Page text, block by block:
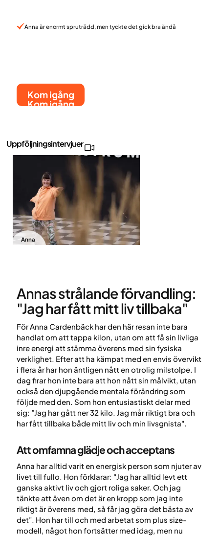
Anna är enormt spruträdd, men tyckte det gick bra ändå
Kom igång
Kom igång
Uppföljningsintervjuer
Anna
Annas strålande förvandling:
"Jag har fått mitt liv tillbaka"
För Anna Cardenbäck har den här resan inte bara
handlat om att tappa kilon, utan om att få sin livliga
inre energi att stämma överens med sin fysiska
verklighet. Efter att ha kämpat med en envis övervikt
i flera år har hon äntligen nått en otrolig milstolpe. I
dag firar hon inte bara att hon nått sin målvikt, utan
också den djupgående mentala förändring som
följde med den. Som hon entusiastiskt delar med
sig: ”Jag har gått ner 32 kilo. Jag mår riktigt bra och
har fått tillbaka både mitt liv och min livsgnista".
Att omfamna glädje och acceptans
Anna har alltid varit en energisk person som njuter av
livet till fullo. Hon förklarar: "Jag har alltid levt ett
ganska aktivt liv och gjort roliga saker. Och jag
tänkte att även om det är en kropp som jag inte
riktigt är överens med, så får jag göra det bästa av
det". Hon har till och med arbetat som plus size-
modell, något hon fortsätter med idag, men nu